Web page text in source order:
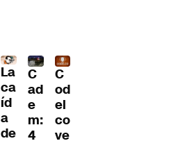
La
ca
íd
a
de
C
ad
e
m:
4
C
od
el
co
ve